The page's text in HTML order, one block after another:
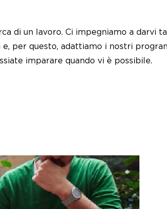
di un lavoro. Ci impegniamo a darvi
per questo, adattiamo i nostri
imparare quando vi è possibile.